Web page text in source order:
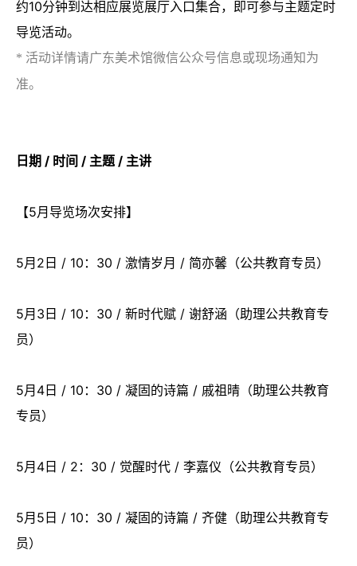
约10分钟到达相应展览展厅入口集合，即可参与主题定时
导览活动。
* 活动详情请广东美术馆微信公众号信息或现场通知为
准。
日期 / 时间 / 主题 / 主讲
【5月导览场次安排】
5月2日 / 10：30 / 激情岁月 / 简亦馨（公共教育专员）
5月3日 / 10：30 / 新时代赋 / 谢舒涵（助理公共教育专
员）
5月4日 / 10：30 / 凝固的诗篇 / 戚祖晴（助理公共教育
专员）
5月4日 / 2：30 / 觉醒时代 / 李嘉仪（公共教育专员）
5月5日 / 10：30 / 凝固的诗篇 / 齐健（助理公共教育专
员）